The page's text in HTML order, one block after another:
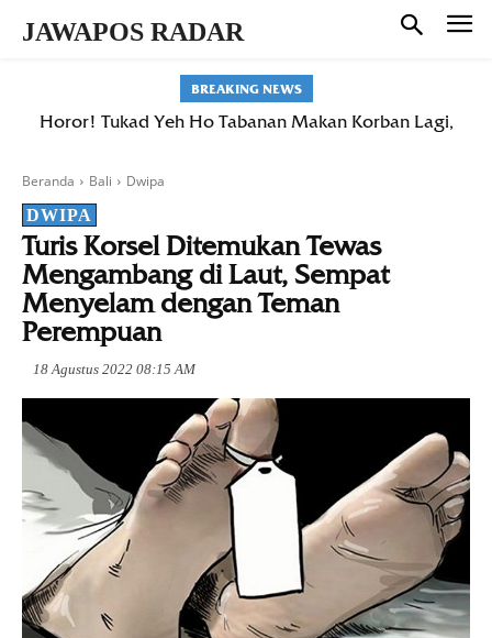
JAWAPOS RADAR
BREAKING NEWS
Horor! Tukad Yeh Ho Tabanan Makan Korban Lagi,
Warga Belumbang Hilang Terseret Arus Saat Mandi
Beranda Bali
Dwipa
DWIPA
Turis Korsel Ditemukan Tewas
Mengambang di Laut, Sempat
Menyelam dengan Teman
Perempuan
18 Agustus 2022 08:15 AM